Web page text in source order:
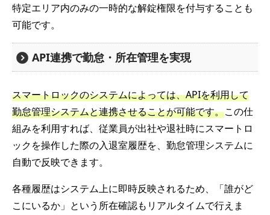
特定エリア内のみの一時的な解錠権限を付与することも
可能です。
API連携で勤怠・所在管理を実現
スマートロックのシステムによっては、APIを利用して
勤怠管理システムと連携させることが可能です。この仕
組みを利用すれば、従業員が出社や退社時にスマートロ
ックを操作した際の入退室履歴を、勤怠管理システムに
自動で反映できます。
各種履歴はシステム上に即時反映されるため、「誰がど
こにいるか」という所在確認もリアルタイムで行えま